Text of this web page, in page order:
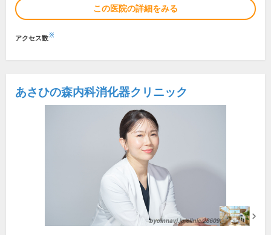
この医院の詳細をみる
アクセス数※
あさひの森内科消化器クリニック